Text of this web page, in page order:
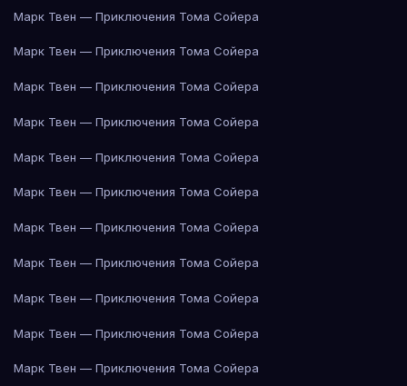
Марк Твен — Приключения Тома Сойера
Марк Твен — Приключения Тома Сойера
Марк Твен — Приключения Тома Сойера
Марк Твен — Приключения Тома Сойера
Марк Твен — Приключения Тома Сойера
Марк Твен — Приключения Тома Сойера
Марк Твен — Приключения Тома Сойера
Марк Твен — Приключения Тома Сойера
Марк Твен — Приключения Тома Сойера
Марк Твен — Приключения Тома Сойера
Марк Твен — Приключения Тома Сойера